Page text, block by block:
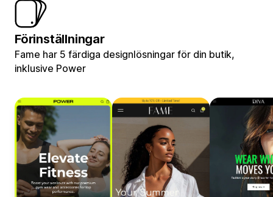
Förinställningar
Fame har 5 färdiga designlösningar för din butik,
inklusive Power